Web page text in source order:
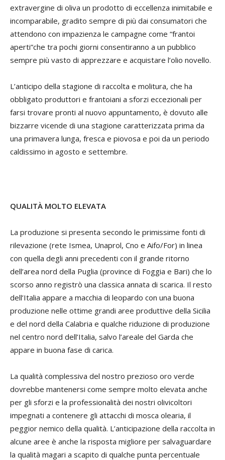
extravergine di oliva un prodotto di eccellenza inimitabile e
incomparabile, gradito sempre di più dai consumatori che
attendono con impazienza le campagne come “frantoi
aperti”che tra pochi giorni consentiranno a un pubblico
sempre più vasto di apprezzare e acquistare l’olio novello.
L’anticipo della stagione di raccolta e molitura, che ha
obbligato produttori e frantoiani a sforzi eccezionali per
farsi trovare pronti al nuovo appuntamento, è dovuto alle
bizzarre vicende di una stagione caratterizzata prima da
una primavera lunga, fresca e piovosa e poi da un periodo
caldissimo in agosto e settembre.
QUALITÀ MOLTO ELEVATA
La produzione si presenta secondo le primissime fonti di
rilevazione (rete Ismea, Unaprol, Cno e Aifo/For) in linea
con quella degli anni precedenti con il grande ritorno
dell’area nord della Puglia (province di Foggia e Bari) che lo
scorso anno registrò una classica annata di scarica. Il resto
dell’Italia appare a macchia di leopardo con una buona
produzione nelle ottime grandi aree produttive della Sicilia
e del nord della Calabria e qualche riduzione di produzione
nel centro nord dell’Italia, salvo l’areale del Garda che
appare in buona fase di carica.
La qualità complessiva del nostro prezioso oro verde
dovrebbe mantenersi come sempre molto elevata anche
per gli sforzi e la professionalità dei nostri olivicoltori
impegnati a contenere gli attacchi di mosca olearia, il
peggior nemico della qualità. L’anticipazione della raccolta in
alcune aree è anche la risposta migliore per salvaguardare
la qualità magari a scapito di qualche punta percentuale